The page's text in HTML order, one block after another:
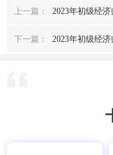
上一篇： 2023年初级经
下一篇： 2023年初级经